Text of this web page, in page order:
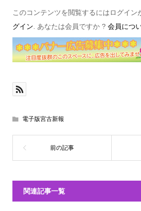
このコンテンツを閲覧するにはログイン
グイン . あなたは会員ですか ? 会員につ
電子版宮古新報
関連記事一覧